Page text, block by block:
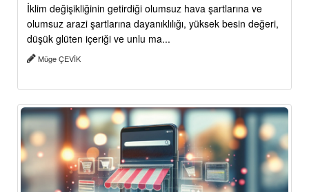
İklim değişikliğinin getirdiği olumsuz hava şartlarına ve
olumsuz arazi şartlarına dayanıklılığı, yüksek besin değeri,
düşük glüten içeriği ve unlu ma...
Müge ÇEVİK